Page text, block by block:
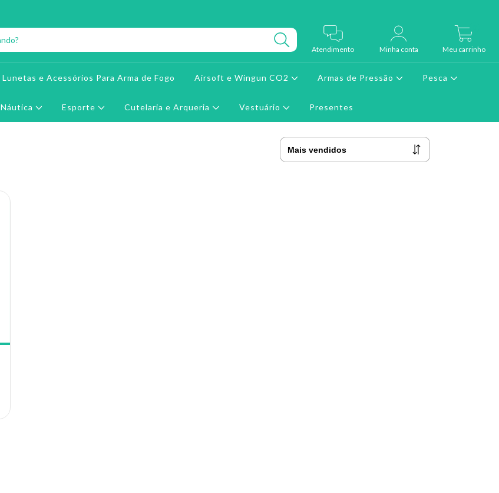
Atendimento Minha conta Meu carrinho
Lunetas e Acessórios Para Arma de Fogo Airsoft e Wingun CO2 Armas de Pressão Pesca
Náutica Esporte Cutelaria e Arqueria Vestuário Presentes